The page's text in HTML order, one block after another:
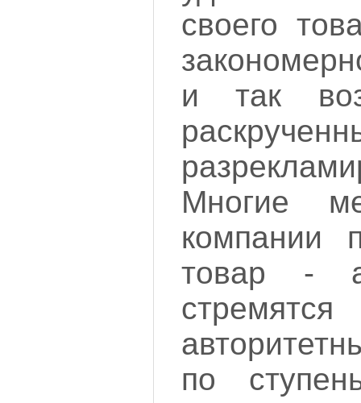
своего
и так
Многие
компании
товар -
по